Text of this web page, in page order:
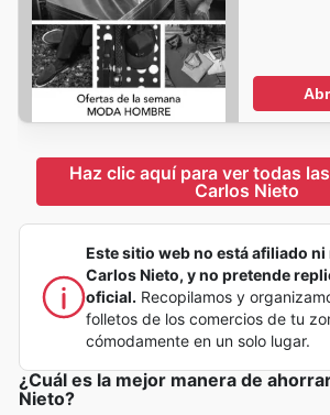
Haz clic aquí para ver todas
Carlos Nieto
Este sitio web no está afiliado
Carlos Nieto, y no pretende
oficial. Recopilamos y
folletos de los comercios de tu
cómodamente en un solo lugar.
¿Cuál es la mejor manera de
Nieto?